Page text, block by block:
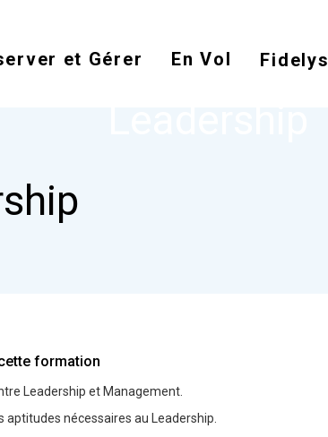
main
et Gérer En Vol Fidelys
NODE LEADERSHIP
formation
Leadership et Management.
aptitudes nécessaires au Leadership.